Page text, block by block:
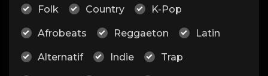
Folk Country K-Pop
Afrobeats Reggaeton Latin
Alternatif Indie Trap